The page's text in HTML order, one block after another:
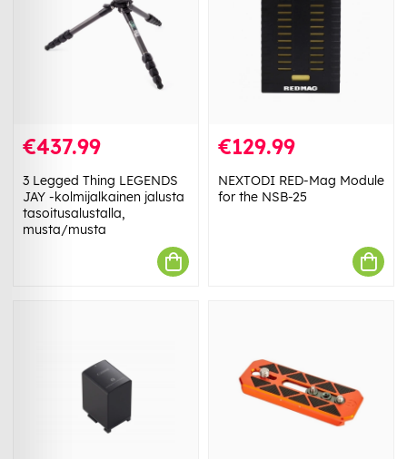
€437.99
3 Legged Thing LEGENDS
JAY -kolmijalkainen jalusta
tasoitusalustalla,
musta/musta
€129.99
NEXTODI RED-Mag Module
for the NSB-25